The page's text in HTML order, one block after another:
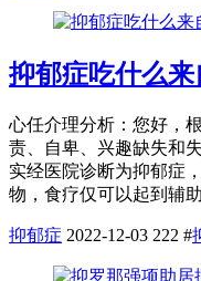
抑郁症吃什么
心任介理分析：您好，
责、自卑、兴趣缺失和
实经医院诊断为抑郁症
物，食疗仅可以起到辅
抑郁症 2022-12-03 222 #